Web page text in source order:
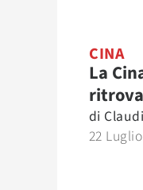
CINA
La
di
22